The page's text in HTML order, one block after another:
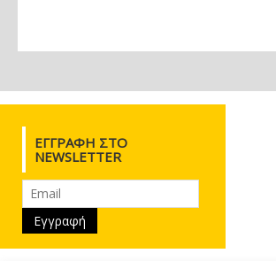
ΕΓΓΡΑΦΉ ΣΤΟ
NEWSLETTER